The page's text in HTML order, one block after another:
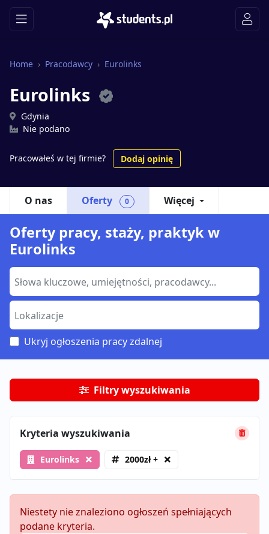
Home Pracodawcy Eurolinks
Eurolinks
Gdynia
Nie podano
Pracowałeś w tej firmie? Dodaj opinię
O nas Oferty 0 Więcej
Oferty pracy, staży, praktyk w
Eurolinks
Ukryj ogłoszenia pracy zdalnej
Filtry wyszukiwania
Kryteria wyszukiwania
Eurolinks 2000zł +
Niestety nie znaleziono ogłoszeń spełniających
podane kryteria.